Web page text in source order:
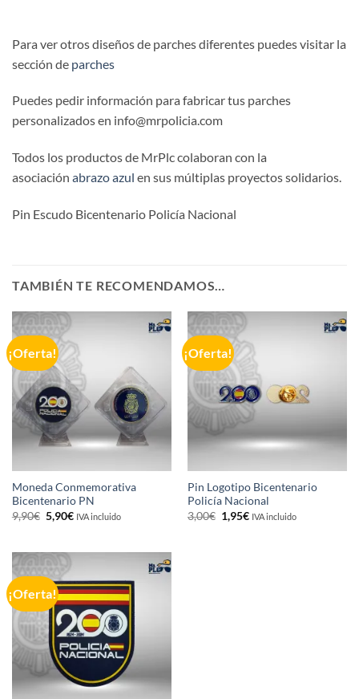
Para ver otros diseños de parches diferentes puedes visitar la
sección de parches
Puedes pedir información para fabricar tus parches
personalizados en info@mrpolicia.com
Todos los productos de MrPlc colaboran con la
asociación abrazo azul en sus múltiplas proyectos solidarios.
Pin Escudo Bicentenario Policía Nacional
TAMBIÉN TE RECOMENDAMOS…
¡Oferta!
Moneda Conmemorativa
Bicentenario PN
9,90€ El
precio
9,90€.
5,90€ElIVA incluido
¡Oferta!
Pin Logotipo Bicentenario
Policía Nacional
3,00€ El
precio
1,95€ElIVA incluido
¡Oferta!